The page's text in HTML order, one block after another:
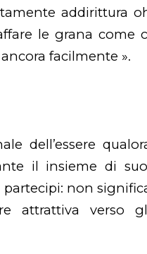
addirittura
le grana come
facilmente ».
dell’essere
il insieme di
non
attrattiva verso